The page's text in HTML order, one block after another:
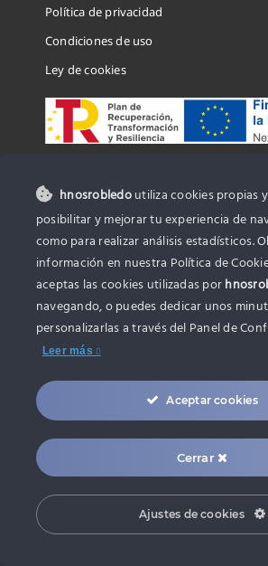
Política de privacidad
Condiciones de uso
Ley de cookies
CONTACTO
C/Artesania, 50 – 46930 –
Poblet
961 530 683
616 44 61 09
oficina@hnosrobledo.com
© Copyright 2022 - 2026 |
hnosrobledoutiliza cookies propias
posibilitar y mejorar tu experiencia de
como para realizar análisis estadísticos.
información en nuestra Política de
aceptas las cookies utilizadas por
navegando, o puedes dedicar unos
personalizarlas a través del Panel de
Leer más
Aceptar cookies
Cerrar
Ajustes de cookies